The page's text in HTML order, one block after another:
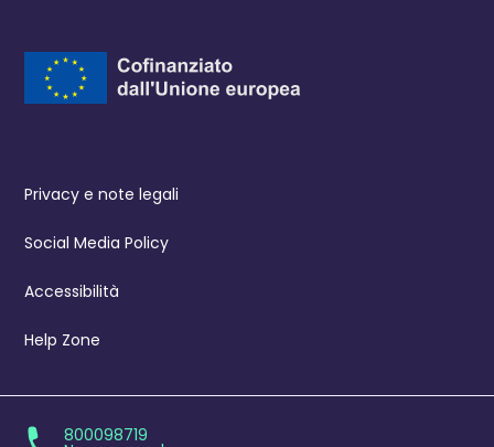
Privacy e note legali
Social Media Policy
Accessibilità
Help Zone
800098719